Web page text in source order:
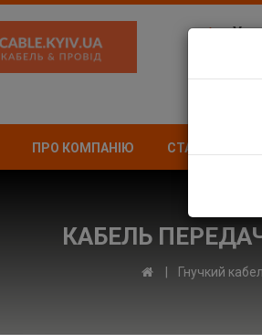
ПРО КОМПАНІЮ СТАТТІ
КАБЕЛЬ
Гнучкий